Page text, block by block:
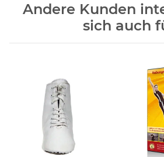
Andere Kunden
sich auch